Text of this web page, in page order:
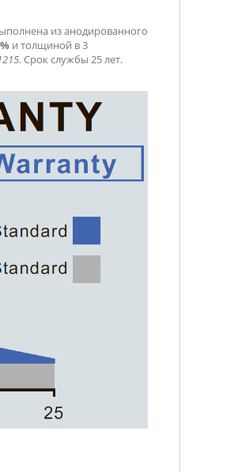
из анодированного
и толщиной в 3
. Срок службы 25 лет.